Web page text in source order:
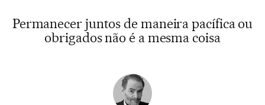
Permanecer juntos de maneira pacífica ou
obrigados não é a mesma coisa